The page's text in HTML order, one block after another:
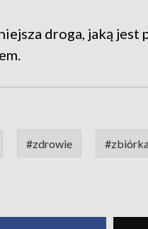
droga, jaką
#zdrowie